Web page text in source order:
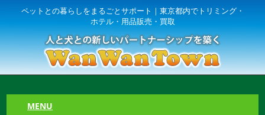
ペットとの暮らしをまるごとサポート｜東京都内でトリミング・
ホテル・用品販売・買取
MENU